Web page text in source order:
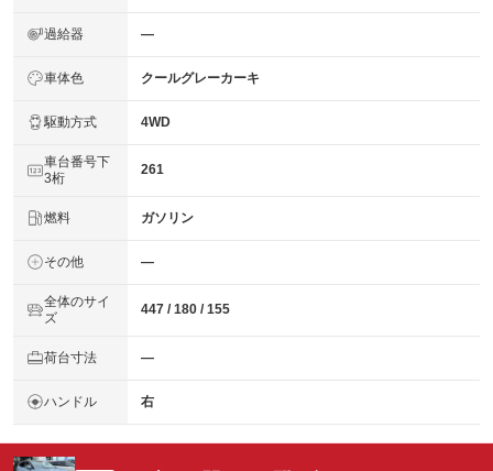
過給器 ―
車体色 クールグレーカーキ
駆動方式 4WD
車台番号下
3桁
261
燃料 ガソリン
その他 ―
全体のサイ
ズ
447 / 180 / 155
荷台寸法 ―
ハンドル 右